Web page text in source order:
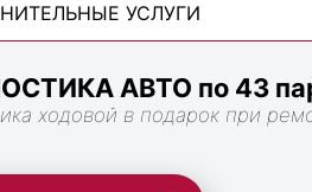
УСЛУГИ
АВТО по 43
ходовой в подарок при